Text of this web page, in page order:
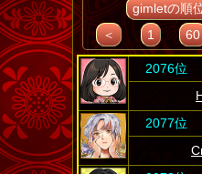
gimletの順
＜
1 60
2076位
2077位